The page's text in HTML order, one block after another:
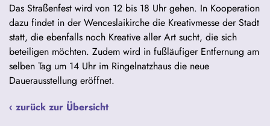
Das Straßenfest wird von 12 bis 18 Uhr gehen. In Kooperation
dazu findet in der Wenceslaikirche die Kreativmesse der Stadt
statt, die ebenfalls noch Kreative aller Art sucht, die sich
beteiligen möchten. Zudem wird in fußläufiger Entfernung am
selben Tag um 14 Uhr im Ringelnatzhaus die neue
Dauerausstellung eröffnet.
‹ zurück zur Übersicht